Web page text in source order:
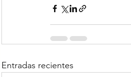
Entradas recientes